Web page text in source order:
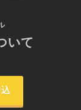
いて